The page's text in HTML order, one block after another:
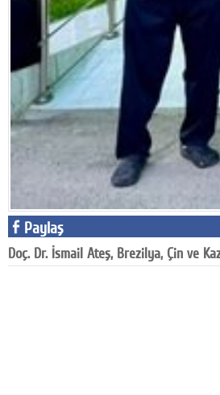
Twitter
Google Plus
© 2026 TÜM HAKLARI SAKLIDIR
Paylaş
Doç. Dr. İsmail Ateş, Brezilya, Çin ve